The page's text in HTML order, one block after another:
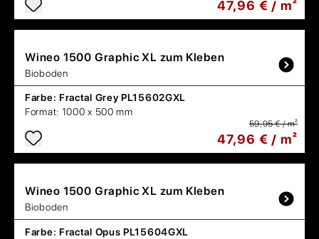
47,96 € / m²
Wineo 1500 Graphic XL zum Kleben
Bioboden
Farbe: Fractal Grey PL15602GXL
Format: 1000 x 500 mm
59,95 € / m²
47,96 € / m²
Wineo 1500 Graphic XL zum Kleben
Bioboden
Farbe: Fractal Opus PL15604GXL